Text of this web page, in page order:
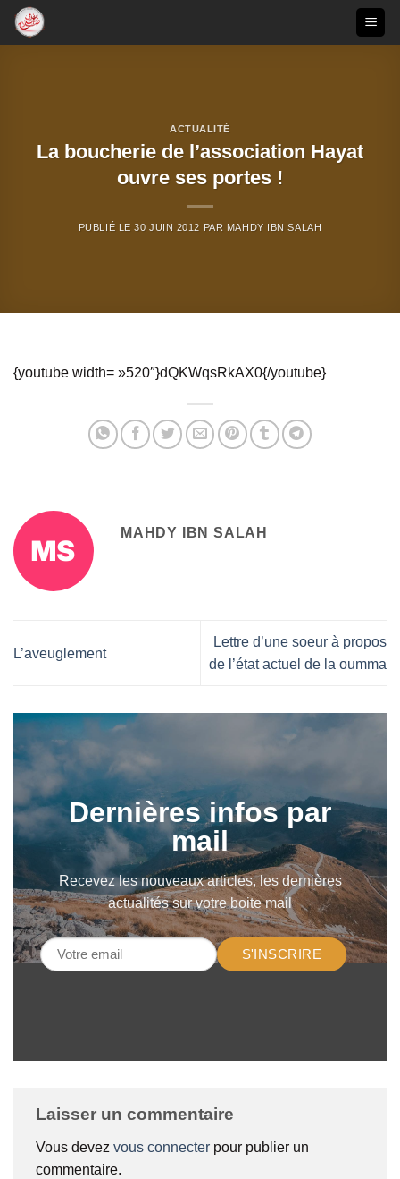
Passer
ACTUALITÉ
La boucherie de l’association Hayat
ouvre ses portes !
PUBLIÉ LE30 JUIN 2012 PAR MAHDY IBN SALAH
{youtube width= »520″}dQKWqsRkAX0{/youtube}
MAHDY IBN SALAH
L’aveuglement
Lettre d’une soeur à propos
de l’état actuel de la oumma
Dernières infos par
mail
Recevez les nouveaux articles, les dernières
actualités sur votre boite mail
S'INSCRIRE
Laisser un commentaire
Vous devez vous connecter pour publier un
commentaire.